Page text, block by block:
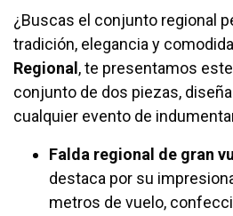
¿Buscas el conjunto regional
tradición, elegancia y
Regional , te presentamos
conjunto de dos piezas,
cualquier evento de
Falda regional de gran
destaca por su
metros de vuelo,